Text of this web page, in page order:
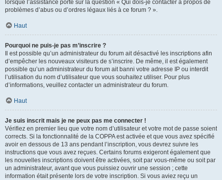
lorsque l’assistance porte sur la question « Qui dois-je contacter à propos de
problèmes d’abus ou d’ordres légaux liés à ce forum ? ».
Haut
Pourquoi ne puis-je pas m’inscrire ?
Il est possible qu’un administrateur du forum ait désactivé les inscriptions afin
d’empêcher les nouveaux visiteurs de s’inscrire. De même, il est également
possible qu’un administrateur du forum ait banni votre adresse IP ou interdit
l’utilisation du nom d’utilisateur que vous souhaitez utiliser. Pour plus
d’informations, veuillez contacter un administrateur du forum.
Haut
Je suis inscrit mais je ne peux pas me connecter !
Vérifiez en premier lieu que votre nom d’utilisateur et votre mot de passe soient
corrects. Si la fonctionnalité de la COPPA est activée et que vous avez spécifié
avoir en dessous de 13 ans pendant l’inscription, vous devrez suivre les
instructions que vous avez reçues. Certains forums exigeront également que
les nouvelles inscriptions doivent être activées, soit par vous-même ou soit par
un administrateur, avant que vous puissiez ouvrir une session ; cette
information était présente lors de votre inscription. Si vous aviez reçu un